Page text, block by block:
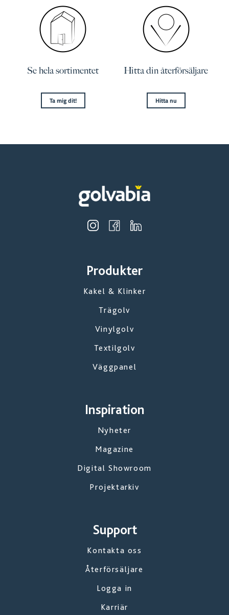
Se hela sortimentet
Ta mig dit!
Hitta din återförsäljare
Hitta nu
Produkter
Kakel & Klinker
Trägolv
Vinylgolv
Textilgolv
Väggpanel
Inspiration
Nyheter
Magazine
Digital Showroom
Projektarkiv
Support
Kontakta oss
Återförsäljare
Logga in
Karriär